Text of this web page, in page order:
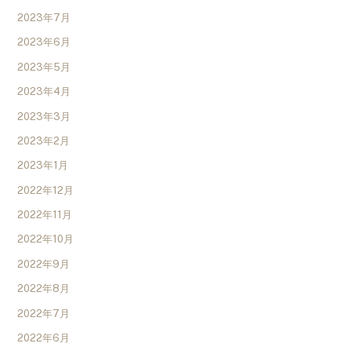
2023年7月
2023年6月
2023年5月
2023年4月
2023年3月
2023年2月
2023年1月
2022年12月
2022年11月
2022年10月
2022年9月
2022年8月
2022年7月
2022年6月